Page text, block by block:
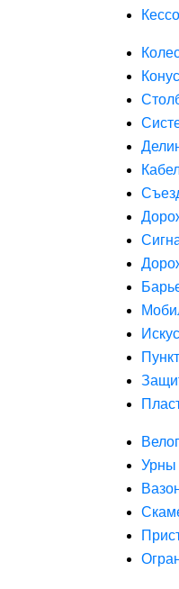
Урны